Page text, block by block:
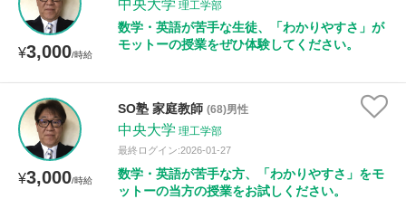
¥3,000/時給
中央大学 理工学部
数学・英語が苦手な生徒、「わかりやすさ」が
モットーの授業をぜひ体験してください。
¥3,000/時給
SO塾 家庭教師 (68)男性
中央大学 理工学部
最終ログイン:2026-01-27
数学・英語が苦手な方、「わかりやすさ」をモ
ットーの当方の授業をお試しください。
土曜日 日曜日
所属大学
距離：15km以内